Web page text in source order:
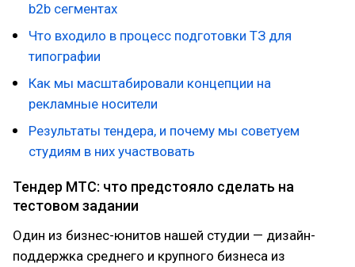
b2b сегментах
Что входило в процесс подготовки ТЗ для
типографии
Как мы масштабировали концепции на
рекламные носители
Результаты тендера, и почему мы советуем
студиям в них участвовать
Тендер МТС: что предстояло сделать на
тестовом задании
Один из бизнес-юнитов нашей студии — дизайн-
поддержка среднего и крупного бизнеса из